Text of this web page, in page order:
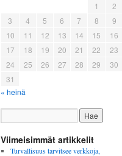
1
2
3
4 5 6 7 8
9
10
11 12 13 14 15
16
17
18 19 20 21 22
23
24
25 26 27 28 29
30
31
« heinä
Viimeisimmät artikkelit
Turvallisuus tarvitsee verkkoja,